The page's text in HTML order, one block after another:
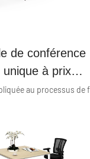
de conférence
à prix
ou 12 places